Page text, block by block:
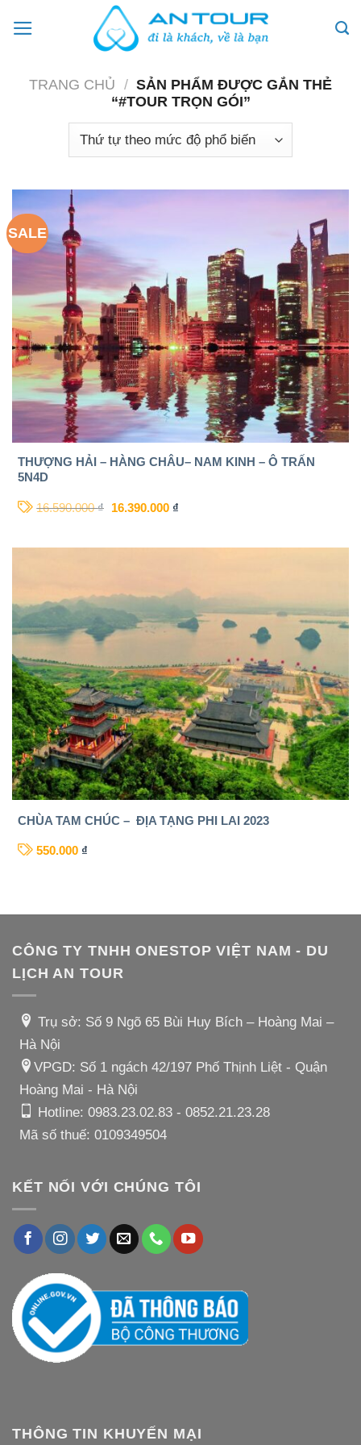
TRANG CHỦ / SẢN PHẨM ĐƯỢC GẮN THẺ
“#TOUR TRỌN GÓI”
SALE
THƯỢNG HẢI – HÀNG CHÂU– NAM KINH – Ô TRẤN
5N4D
16.590.000₫ 16.390.000 ₫
CHÙA TAM CHÚC – ĐỊA TẠNG PHI LAI 2023
550.000 ₫
CÔNG TY TNHH ONESTOP VIỆT NAM - DU
LỊCH AN TOUR
Trụ sở: Số 9 Ngõ 65 Bùi Huy Bích – Hoàng Mai –
Hà Nội
VPGD: Số 1 ngách 42/197 Phố Thịnh Liệt - Quận
Hoàng Mai - Hà Nội
Hotline: 0983.23.02.83- 0852.21.23.28
Mã số thuế: 0109349504
KẾT NỐI VỚI CHÚNG TÔI
THÔNG TIN KHUYẾN MẠI